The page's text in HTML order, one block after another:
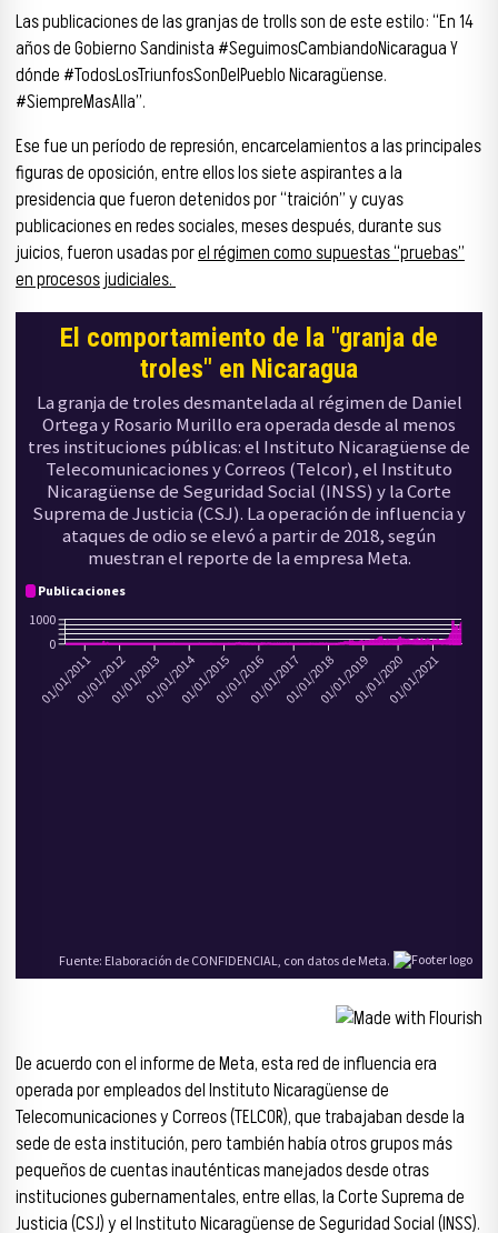
Las publicaciones de las granjas de trolls son de este estilo: “En 14
años de Gobierno Sandinista #SeguimosCambiandoNicaragua Y
dónde #TodosLosTriunfosSonDelPueblo Nicaragüense.
#SiempreMasAlla”.
Ese fue un período de represión, encarcelamientos a las principales
figuras de oposición, entre ellos los siete aspirantes a la
presidencia que fueron detenidos por “traición” y cuyas
publicaciones en redes sociales, meses después, durante sus
juicios, fueron usadas porel régimen como supuestas “pruebas”
en procesos judiciales.
De acuerdo con el informe de Meta, esta red de influencia era
operada por empleados del Instituto Nicaragüense de
Telecomunicaciones y Correos (TELCOR), que trabajaban desde la
sede de esta institución, pero también había otros grupos más
pequeños de cuentas inauténticas manejados desde otras
instituciones gubernamentales, entre ellas, la Corte Suprema de
Justicia (CSJ) y el Instituto Nicaragüense de Seguridad Social (INSS).